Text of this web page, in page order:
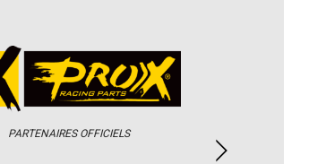
PARTENAIRES OFFICIELS